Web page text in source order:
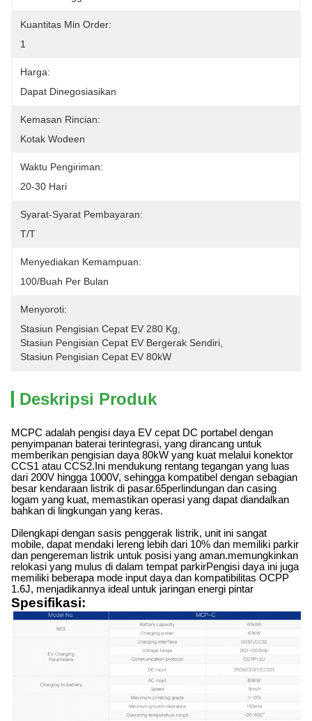
Kuantitas Min Order:
1
Harga:
Dapat Dinegosiasikan
Kemasan Rincian:
Kotak Wodeen
Waktu Pengiriman:
20-30 Hari
Syarat-Syarat Pembayaran:
T/T
Menyediakan Kemampuan:
100/buah Per Bulan
Menyoroti:
Stasiun Pengisian Cepat EV 280 Kg
Stasiun Pengisian Cepat EV Bergerak Sendiri
Stasiun Pengisian Cepat EV 80kW
Deskripsi Produk
MCPC adalah pengisi daya EV cepat DC portabel dengan
penyimpanan baterai terintegrasi, yang dirancang untuk
memberikan pengisian daya 80kW yang kuat melalui konektor
CCS1 atau CCS2.Ini mendukung rentang tegangan yang luas
dari 200V hingga 1000V, sehingga kompatibel dengan sebagian
besar kendaraan listrik di pasar.65perlindungan dan casing
logam yang kuat, memastikan operasi yang dapat diandalkan
bahkan di lingkungan yang keras.
Dilengkapi dengan sasis penggerak listrik, unit ini sangat
mobile, dapat mendaki lereng lebih dari 10% dan memiliki parkir
dan pengereman listrik untuk posisi yang aman.memungkinkan
relokasi yang mulus di dalam tempat parkirPengisi daya ini juga
memiliki beberapa mode input daya dan kompatibilitas OCPP
1.6J, menjadikannya ideal untuk jaringan energi pintar
Spesifikasi: